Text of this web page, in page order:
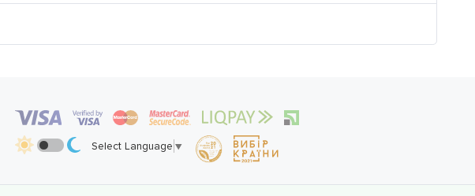
Select Language ▼